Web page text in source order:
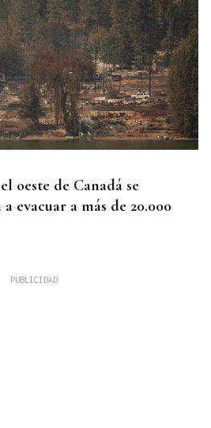
oeste de Canadá se
evacuar a más de 20.000